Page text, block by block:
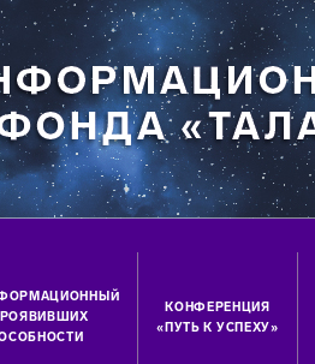
КОНФЕРЕНЦИЯ
«ПУТЬ К УСПЕХУ»